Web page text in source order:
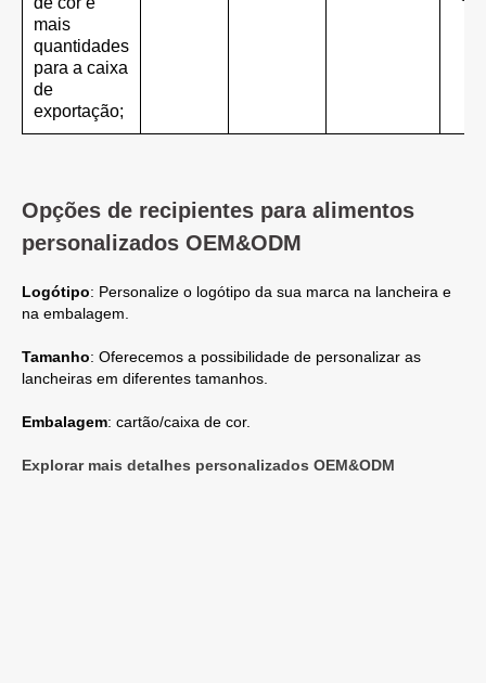
mais
quantidades
para a caixa
de
exportação;
Opções de recipientes para alimentos
personalizados OEM&ODM
Logótipo: Personalize o logótipo da sua marca na lancheira e
na embalagem.
Tamanho: Oferecemos a possibilidade de personalizar as
lancheiras em diferentes tamanhos.
Embalagem: cartão/caixa de cor.
Explorar mais detalhes personalizados OEM&ODM